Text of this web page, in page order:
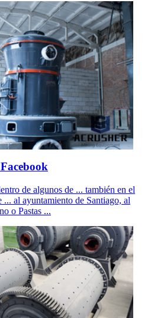
de algunos de ... también en el
al ayuntamiento de Santiago, al
o Pastas ...